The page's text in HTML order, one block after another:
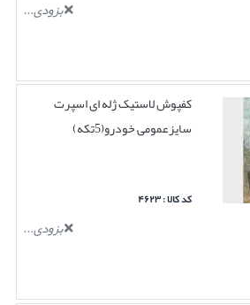
بزودی...
کفپوش لاستیک ژله ای اسپرت
سایزعمومی خودرو(5تکه)
کد کالا : ۴۶۲۳
بزودی...